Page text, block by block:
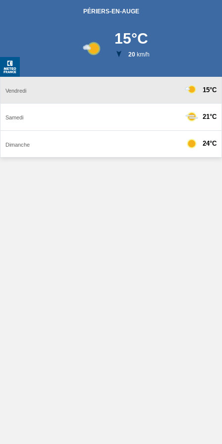
PÉRIERS-EN-AUGE
15°C
20km/h
Vendredi 15°C
Samedi 21°C
Dimanche 24°C